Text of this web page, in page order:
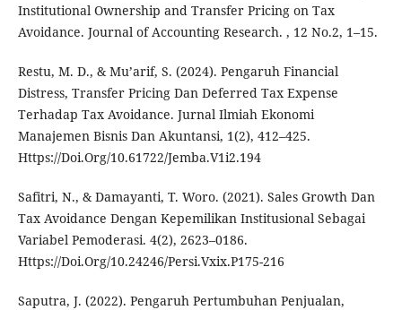
Institutional Ownership and Transfer Pricing on Tax
Avoidance. Journal of Accounting Research. , 12 No.2, 1–15.
Restu, M. D., & Mu’arif, S. (2024). Pengaruh Financial
Distress, Transfer Pricing Dan Deferred Tax Expense
Terhadap Tax Avoidance. Jurnal Ilmiah Ekonomi
Manajemen Bisnis Dan Akuntansi, 1(2), 412–425.
Https://Doi.Org/10.61722/Jemba.V1i2.194
Safitri, N., & Damayanti, T. Woro. (2021). Sales Growth Dan
Tax Avoidance Dengan Kepemilikan Institusional Sebagai
Variabel Pemoderasi. 4(2), 2623–0186.
Https://Doi.Org/10.24246/Persi.Vxix.P175-216
Saputra, J. (2022). Pengaruh Pertumbuhan Penjualan,